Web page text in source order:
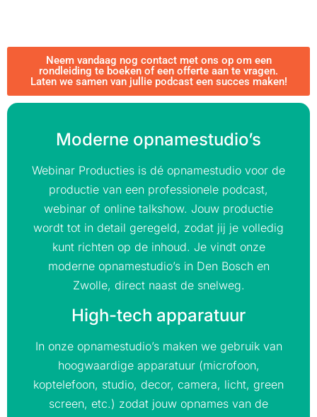
Neem vandaag nog contact met ons op om een
rondleiding te boeken of een offerte aan te vragen.
Laten we samen van jullie podcast een succes maken!
Moderne opnamestudio’s
Webinar Producties is dé opnamestudio voor de
productie van een professionele podcast,
webinar of online talkshow. Jouw productie
wordt tot in detail geregeld, zodat jij je volledig
kunt richten op de inhoud. Je vindt onze
moderne opnamestudio’s in Den Bosch en
Zwolle, direct naast de snelweg.
High-tech apparatuur
In onze opnamestudio’s maken we gebruik van
hoogwaardige apparatuur (microfoon,
koptelefoon, studio, decor, camera, licht, green
screen, etc.) zodat jouw opnames van de